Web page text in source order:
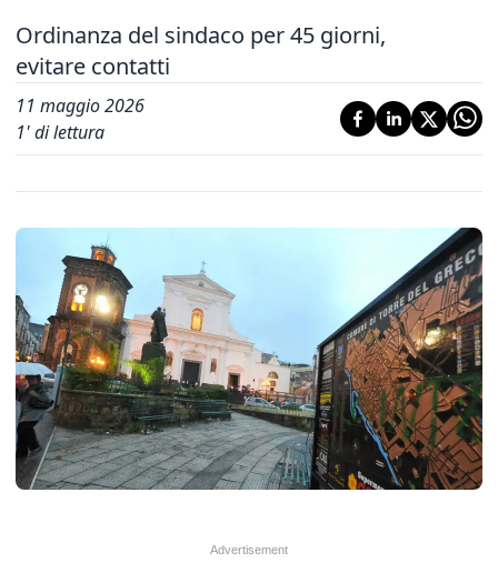
Ordinanza del sindaco per 45 giorni,
evitare contatti
11 maggio 2026
1' di lettura